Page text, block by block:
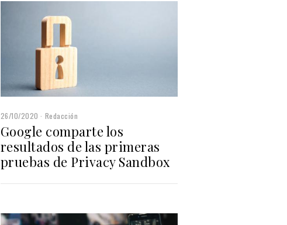
26/10/2020 Redacción
Google comparte los
resultados de las primeras
pruebas de Privacy Sandbox